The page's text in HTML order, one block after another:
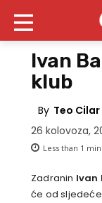
Ivan
klub
By Teo Cilar
26 kolovoza,
Less than 1 min.
Zadranin Ivan
će od